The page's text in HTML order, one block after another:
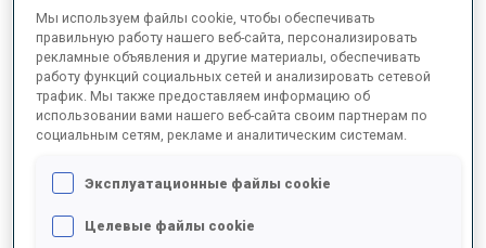
30 и стала третьей в спринте и гонке преследования. До
Чемпионата мира IBU осталось две недели: и у Пройсс, и у
Жанмонно высокие шансы на медали Ленцерхайде, ведь они
блестяще прошли испытание высотой в Антхольце.
Молодежь вслед за Пройсс и Жанмонно
открыли еще больше возможностей для Жанн Ришар, Селины
Гротиан и Осеан Мишлон: все эти спортсменки категории до 23
лет теперь занимают пятое, шестое и седьмое места в общем
Мы используем файлы cookie, чтобы обеспечивать
правильную работу нашего веб-сайта, персонализировать
рекламные объявления и другие материалы, обеспечивать
работу функций социальных сетей и анализировать сетевой
трафик. Мы также предоставляем информацию об
использовании вами нашего веб-сайта своим партнерам по
социальным сетям, рекламе и аналитическим системам.
Эксплуатационные файлы cookie
Целевые файлы cookie